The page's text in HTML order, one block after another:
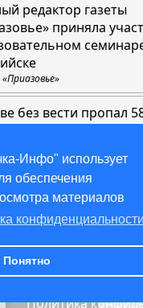
Инфо" использует
обеспечения
материалов
конфиденциальности
Понятно
редактор газеты
приняла
без вести пропал
© 2000-2026
Политика